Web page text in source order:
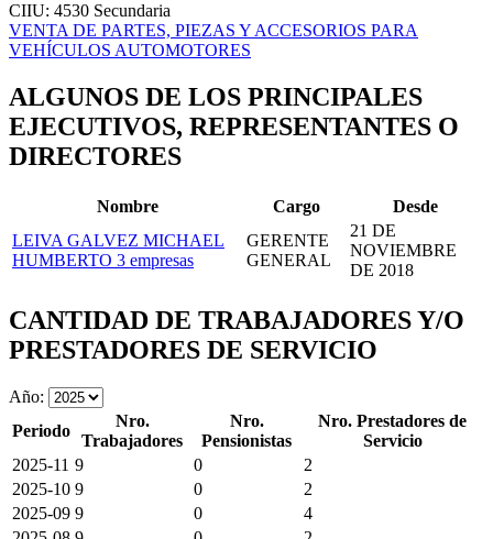
CIIU: 4530 Secundaria
VENTA DE PARTES, PIEZAS Y ACCESORIOS PARA
VEHÍCULOS AUTOMOTORES
ALGUNOS DE LOS PRINCIPALES
EJECUTIVOS, REPRESENTANTES O
DIRECTORES
Nombre Cargo
Desde
LEIVA GALVEZ MICHAEL
HUMBERTO 3 empresas
GERENTE
GENERAL
21 DE
NOVIEMBRE
DE 2018
CANTIDAD DE TRABAJADORES Y/O
PRESTADORES DE SERVICIO
Año:
Periodo
Nro.
Trabajadores
Nro.
Pensionistas
Nro. Prestadores de
Servicio
2025-11 9 0
2
2025-10 9 0
2
2025-09 9 0
4